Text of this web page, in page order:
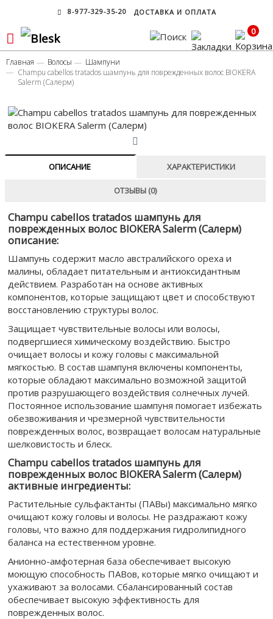
8-977-329-35-20 ДОСТАВКА И ОПЛАТА
0
Главная Волосы
Шампуни
Champu cabellos tratados шампунь для поврежденных волос BIOKERA
Salerm (Cалерм)
ОПИСАНИЕ ХАРАКТЕРИСТИКИ
ОТЗЫВЫ (0)
Champu cabellos tratados шампунь для
поврежденных волос BIOKERA Salerm (Cалерм)
описание:
Шампунь содержит масло австралийского ореха и
малины, обладает питательным и антиоксидантным
действием. Разработан на основе активных
компонентов, которые защищают цвет и способствуют
восстановлению структуры волос.
Защищает чувствительные волосы или волосы,
подвергшиеся химическому воздействию. Быстро
очищает волосы и кожу головы с максимальной
мягкостью. В состав шампуня включены компоненты,
которые обладают максимально возможной защитой
против разрушающего воздействия солнечных лучей.
Постоянное использование шампуня помогает избежать
обезвоживания и чрезмерной чувствительности
поврежденных волос, возвращает волосам натуральные
шелковистость и блеск.
Champu cabellos tratados шампунь для
поврежденных волос BIOKERA Salerm (Cалерм)
активные ингредиенты:
Растительные сульфактанты (ПАВы) максимально мягко
очищают кожу головы и волосы. Не раздражают кожу
головы, что важно для поддержания гидролипидного
баланса на естественном уровне.
Анионно-амфотерная база обеспечивает высокую
моющую способность ПАВов, которые мягко очищают и
ухаживают за волосами. Сбалансированный состав
обеспечивает высокую эффективность для
поврежденных волос.